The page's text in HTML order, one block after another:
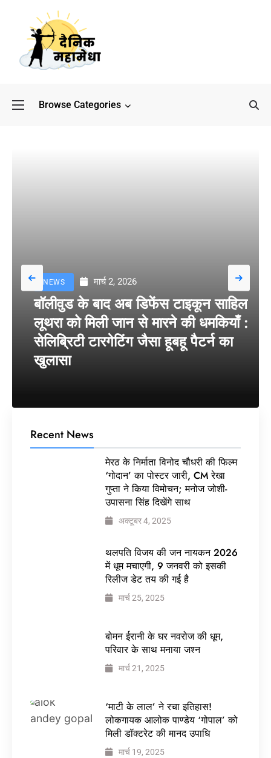
Browse Categories
NEWS मार्च 2, 2026
बॉलीवुड के बाद अब डिफेंस टाइकून साहिल
लूथरा को मिली जान से मारने की धमकियाँ :
सेलिब्रिटी टारगेटिंग जैसा हूबहू पैटर्न का
खुलासा
Recent News
मेरठ के निर्माता विनोद चौधरी की फिल्म
‘गोदान’ का पोस्टर जारी, CM रेखा
गुप्ता ने किया विमोचन; मनोज जोशी-
उपासना सिंह दिखेंगे साथ
अक्टूबर 4, 2025
थलपति विजय की जन नायकन 2026
में धूम मचाएगी, 9 जनवरी को इसकी
रिलीज डेट तय की गई है
मार्च 25, 2025
बोमन ईरानी के घर नवरोज की धूम,
परिवार के साथ मनाया जश्न
मार्च 21, 2025
‘माटी के लाल’ ने रचा इतिहास!
लोकगायक आलोक पाण्डेय ‘गोपाल’ को
मिली डॉक्टरेट की मानद उपाधि
मार्च 19, 2025